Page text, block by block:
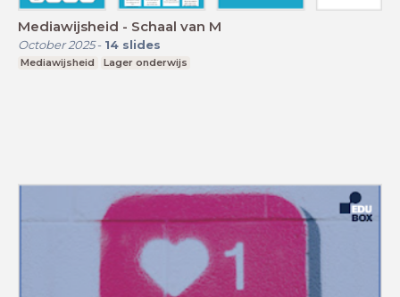
Mediawijsheid - Schaal van M
October 2025- 14 slides
Mediawijsheid Lager onderwijs